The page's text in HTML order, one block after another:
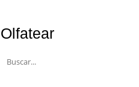
Olfatear